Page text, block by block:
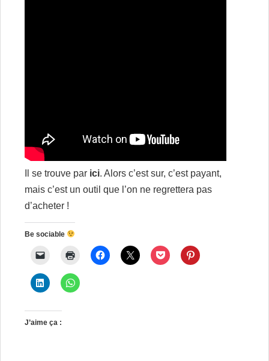
Il se trouve par ici. Alors c’est sur, c’est payant,
mais c’est un outil que l’on ne regrettera pas
d’acheter !
Be sociable
J’aime ça :